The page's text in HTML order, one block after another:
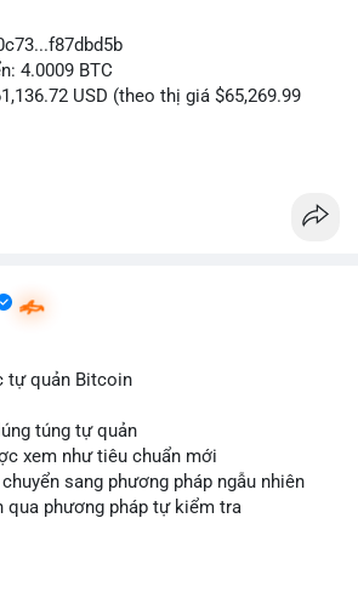
4.0009 BTC
USD (theo thị giá $65,269.99
tương đương hơn 261 nghìn USD,
hạn. Mức giá $65,269.99 cho thấy
giá điều chỉnh để gom hàng, ngụ ý
đủ để kích hoạt sóng tăng ngay.
quan sát thêm các lệnh chuyển tiếp
động theo cảm xúc. Khối lượng này
nhưng cần theo dõi dòng tiền vào sàn
tự quản Bitcoin
túng tự quản
xem như tiêu chuẩn mới
sang phương pháp ngẫu nhiên
qua phương pháp tự kiểm tra